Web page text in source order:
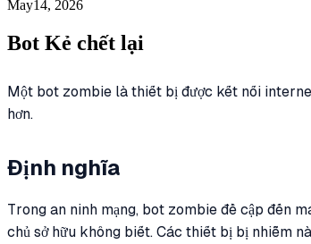
May14, 2026
Bot Kẻ chết lại
Một bot zombie là thiết bị được kết nối
hơn.
Định nghĩa
Trong an ninh mạng, bot zombie đề cập đến
chủ sở hữu không biết. Các thiết bị bị nhiễm